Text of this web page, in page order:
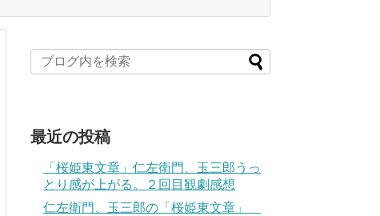
最近の投稿
「桜姫東文章」仁左衛門、玉三郎うっ
とり感が上がる。２回目観劇感想
仁左衛門、玉三郎の「桜姫東文章」